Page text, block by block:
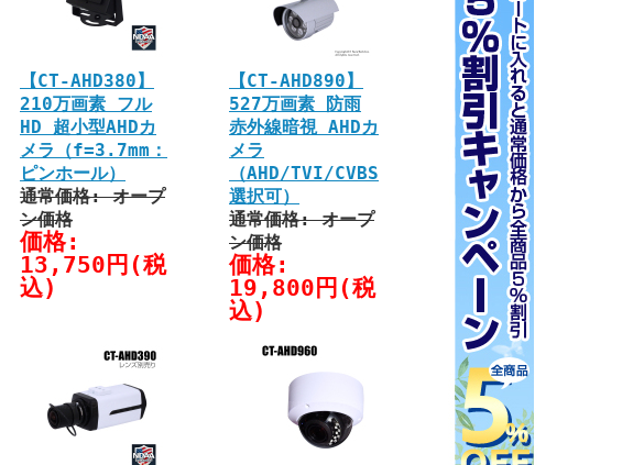
【CT-AHD380】
210万画素 フル
HD 超小型AHDカ
メラ（f=3.7mm：
ピンホール）
通常価格: オープ
ン価格
価格:
13,750円(税
込)
【CT-AHD890】
527万画素 防雨
赤外線暗視 AHDカ
メラ
（AHD/TVI/CVBS
選択可）
通常価格: オープ
ン価格
価格:
19,800円(税
込)